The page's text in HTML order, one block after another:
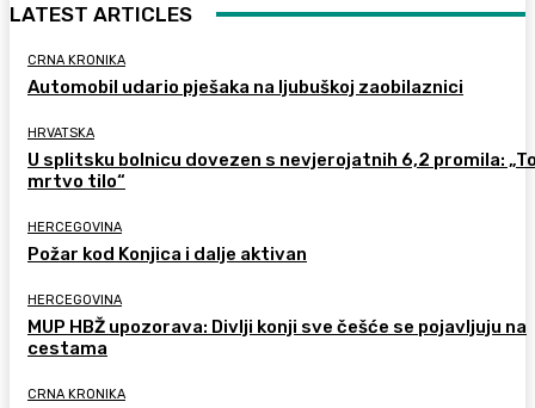
LATEST ARTICLES
CRNA KRONIKA
Automobil udario pješaka na ljubuškoj zaobilaznici
HRVATSKA
U splitsku bolnicu dovezen s nevjerojatnih 6,2 promila:
mrtvo tilo“
HERCEGOVINA
Požar kod Konjica i dalje aktivan
HERCEGOVINA
MUP HBŽ upozorava: Divlji konji sve češće se pojavljuju na
cestama
CRNA KRONIKA